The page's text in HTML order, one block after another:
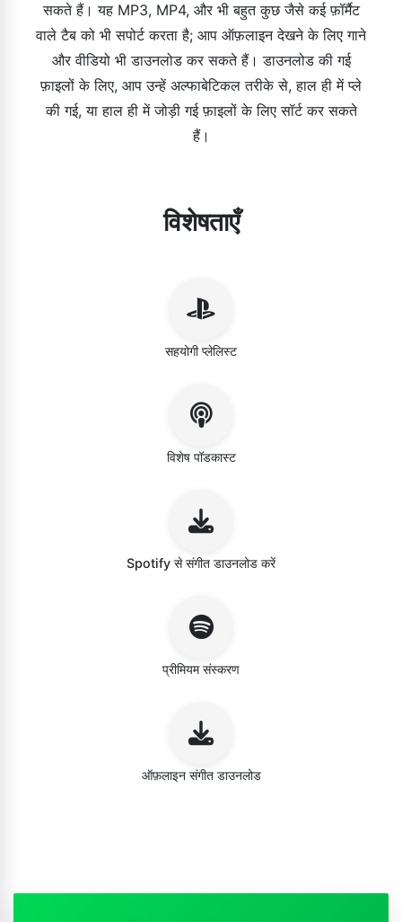
सकते हैं। यह MP3, MP4, और भी बहुत कुछ जैसे कई फ़ॉर्मैट
वाले टैब को भी सपोर्ट करता है; आप ऑफ़लाइन देखने के लिए गाने
और वीडियो भी डाउनलोड कर सकते हैं। डाउनलोड की गई
फ़ाइलों के लिए, आप उन्हें अल्फाबेटिकल तरीके से, हाल ही में प्ले
की गई, या हाल ही में जोड़ी गई फ़ाइलों के लिए सॉर्ट कर सकते
हैं।
विशेषताएँ
सहयोगी प्लेलिस्ट
विशेष पॉडकास्ट
Spotify से संगीत डाउनलोड करें
प्रीमियम संस्करण
ऑफ़लाइन संगीत डाउनलोड